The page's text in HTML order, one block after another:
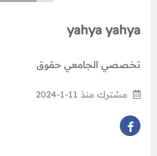
yahya yahya
تخصصي الجامعي حقوق
مشترك منذ 11-1-2024